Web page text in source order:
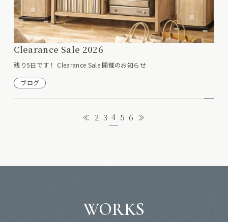
Clearance Sale 2026
残り5日です！ Clearance Sale 開催のお知らせ
ブログ
≪ 2 3 4 5 6 ≫
WORKS